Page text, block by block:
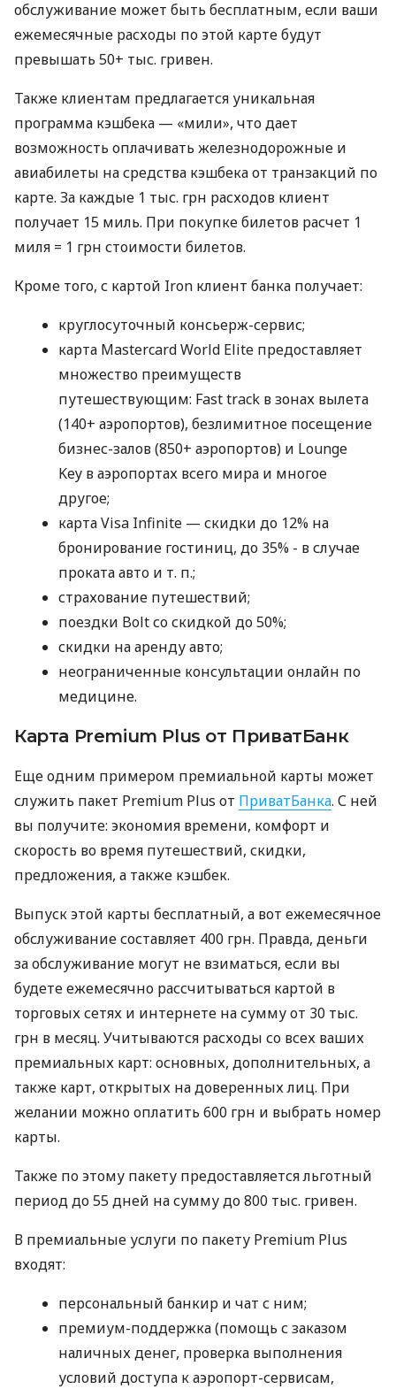
обслуживание может быть бесплатным, если ваши
ежемесячные расходы по этой карте будут
превышать 50+ тыс. гривен.
Также клиентам предлагается уникальная
программа кэшбека — «мили», что дает
возможность оплачивать железнодорожные и
авиабилеты на средства кэшбека от транзакций по
карте. За каждые 1 тыс. грн расходов клиент
получает 15 миль. При покупке билетов расчет 1
миля = 1 грн стоимости билетов.
Кроме того, с картой Iron клиент банка получает:
круглосуточный консьерж-сервис;
карта Mastercard World Elite предоставляет
множество преимуществ
путешествующим: Fast track в зонах вылета
(140+ аэропортов), безлимитное посещение
бизнес-залов (850+ аэропортов) и Lounge
Key в аэропортах всего мира и многое
другое;
карта Visa Infinite — скидки до 12% на
бронирование гостиниц, до 35% - в случае
проката авто и т. п.;
страхование путешествий;
поездки Bolt со скидкой до 50%;
скидки на аренду авто;
неограниченные консультации онлайн по
медицине.
Карта Premium Plus от ПриватБанк
Еще одним примером премиальной карты может
служить пакет Premium Plus от ПриватБанка. С ней
вы получите: экономия времени, комфорт и
скорость во время путешествий, скидки,
предложения, а также кэшбек.
Выпуск этой карты бесплатный, а вот ежемесячное
обслуживание составляет 400 грн. Правда, деньги
за обслуживание могут не взиматься, если вы
будете ежемесячно рассчитываться картой в
торговых сетях и интернете на сумму от 30 тыс.
грн в месяц. Учитываются расходы со всех ваших
премиальных карт: основных, дополнительных, а
также карт, открытых на доверенных лиц. При
желании можно оплатить 600 грн и выбрать номер
карты.
Также по этому пакету предоставляется льготный
период до 55 дней на сумму до 800 тыс. гривен.
В премиальные услуги по пакету Premium Plus
входят:
персональный банкир и чат с ним;
премиум-поддержка (помощь с заказом
наличных денег, проверка выполнения
условий доступа к аэропорт-сервисам,